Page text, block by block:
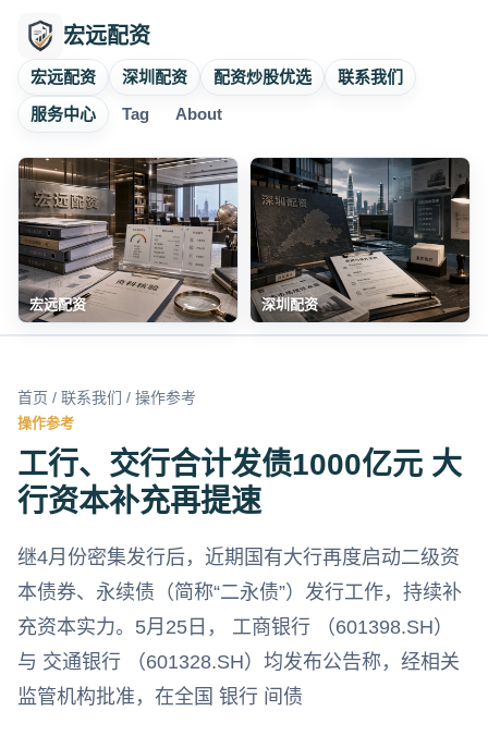
宏远配资
宏远配资 深圳配资 配资炒股优选
联系我们
服务中心
Tag About
宏远配资 深圳配资
首页 / 联系我们 / 操作参考
操作参考
工行、交行合计发债1000亿元 大
行资本补充再提速
继4月份密集发行后，近期国有大行再度启动二级资
本债券、永续债（简称“二永债”）发行工作，持续补
充资本实力。5月25日， 工商银行 （601398.SH）
与 交通银行 （601328.SH）均发布公告称，经相关
监管机构批准，在全国 银行 间债